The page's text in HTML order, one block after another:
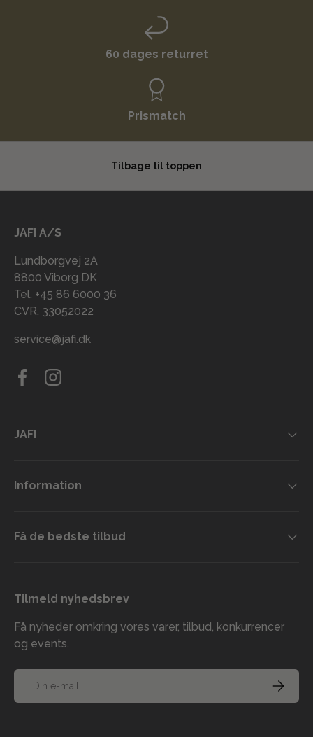
60 dages returret
Prismatch
Tilbage til toppen
JAFI A/S
Lundborgvej 2A
8800 Viborg DK
Tel. +45 86 6000 36
CVR. 33052022
service@jafi.dk
FacebookInstagram
JAFI
Information
Få de bedste tilbud
Tilmeld nyhedsbrev
Få nyheder omkring vores varer, tilbud, konkurrencer
og events.
E-mail
TILMELD